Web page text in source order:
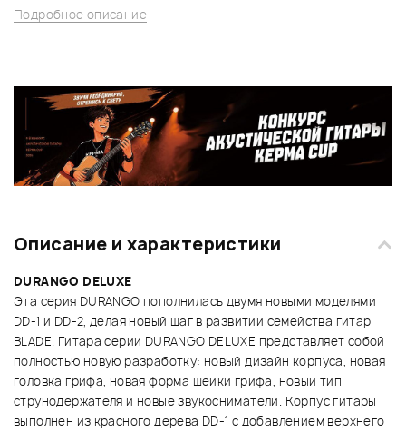
Подробное описание
Описание и характеристики
DURANGO DELUXE
Эта серия DURANGO пополнилась двумя новыми моделями
DD-1 и DD-2, делая новый шаг в развитии семейства гитар
BLADE. Гитара серии DURANGO DELUXE представляет собой
полностью новую разработку: новый дизайн корпуса, новая
головка грифа, новая форма шейки грифа, новый тип
струнодержателя и новые звукосниматели. Корпус гитары
выполнен из красного дерева DD-1 с добавлением верхнего